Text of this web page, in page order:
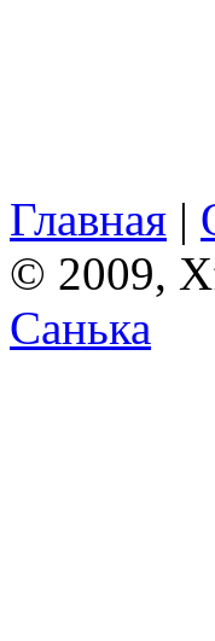
Главная |
© 2009,
Санька